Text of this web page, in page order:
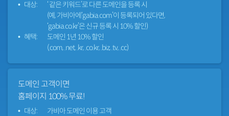
대상:
‘ 같은 키워드’로 다른 도메인을 등록 시
(예, 가비아에‘gabia.com’이 등록되어 있다면,
‘gabia.co.kr’은 신규 등록 시 10% 할인)
혜택:
도메인 1년 10% 할인
(.com, .net, .kr, .co.kr, .biz, .tv, .cc)
도메인 고객이면
홈페이지 100% 무료!
대상:
가비아 도메인 이용 고객